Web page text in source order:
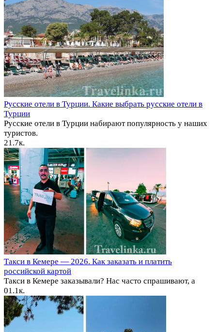
Русские отели в Турции. Какие выбрать русские отели в
Турции
Русские отели в Турции набирают популярность у наших
туристов.
21.7к.
Такси в Кемере — 2026. Как заказать и платить
российской картой
Такси в Кемере заказывали? Нас часто спрашивают, а
01.1к.